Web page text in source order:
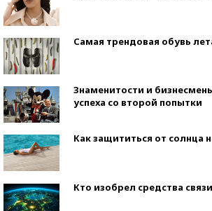
Самая трендовая обувь
Знаменитости и
успеха со второй попытки
Как защититься от солнца
Кто изобрел средства